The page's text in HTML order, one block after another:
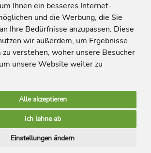
Ihnen ein besseres Internet-
und die Werbung, die Sie
Ihre Bedürfnisse anzupassen. Diese
wir außerdem, um Ergebnisse
zu verstehen, woher unsere Besucher
unsere Website weiter zu
Alle akzeptieren
Ich lehne ab
Einstellungen ändern
auf die aktuellen Listenpreise der Hotels, bei
der Preise der Einzelleistungen.
auf die ursprünglichen Preise des Reiseveranstalters.